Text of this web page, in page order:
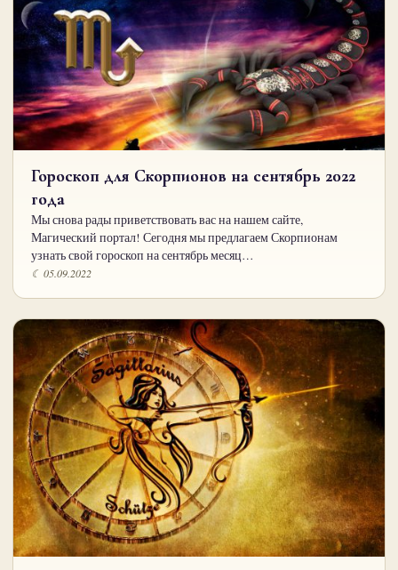
Гороскоп для Скорпионов на сентябрь 2022
года
Мы снова рады приветствовать вас на нашем сайте,
Магический портал! Сегодня мы предлагаем Скорпионам
узнать свой гороскоп на сентябрь месяц…
☾ 05.09.2022